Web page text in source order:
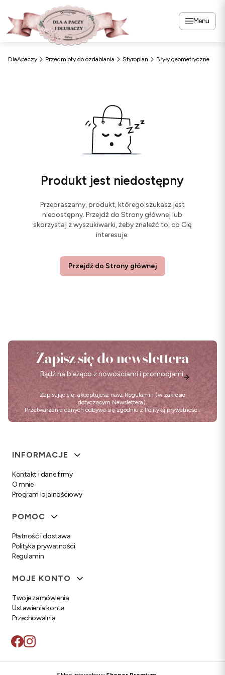
Menu
DlaApaczy Przedmioty do ozdabiania Styropian Bryły geometryczne
Produkt jest niedostępny
Przepraszamy, produkt, którego szukasz jest
niedostępny. Przejdź do Strony głównej lub
skorzystaj z wyszukiwarki, żeby znaleźć to, co Cię
interesuje.
Przejdź do Strony głównej
Zapisz się do newslettera
Bądź na bieżąco z nowościami i promocjami.
Zapisując się, akceptujesz nasz Regulamin (w zakresie
dotyczącym Newslettera).
Przetwarzanie danych odbywa się zgodnie z Polityką prywatności.
Linki w stopce
INFORMACJE
Kontakt i dane firmy
O mnie
Program lojalnościowy
POMOC
Płatność i dostawa
Polityka prywatności
Regulamin
MOJE KONTO
Twoje zamówienia
Ustawienia konta
Przechowalnia